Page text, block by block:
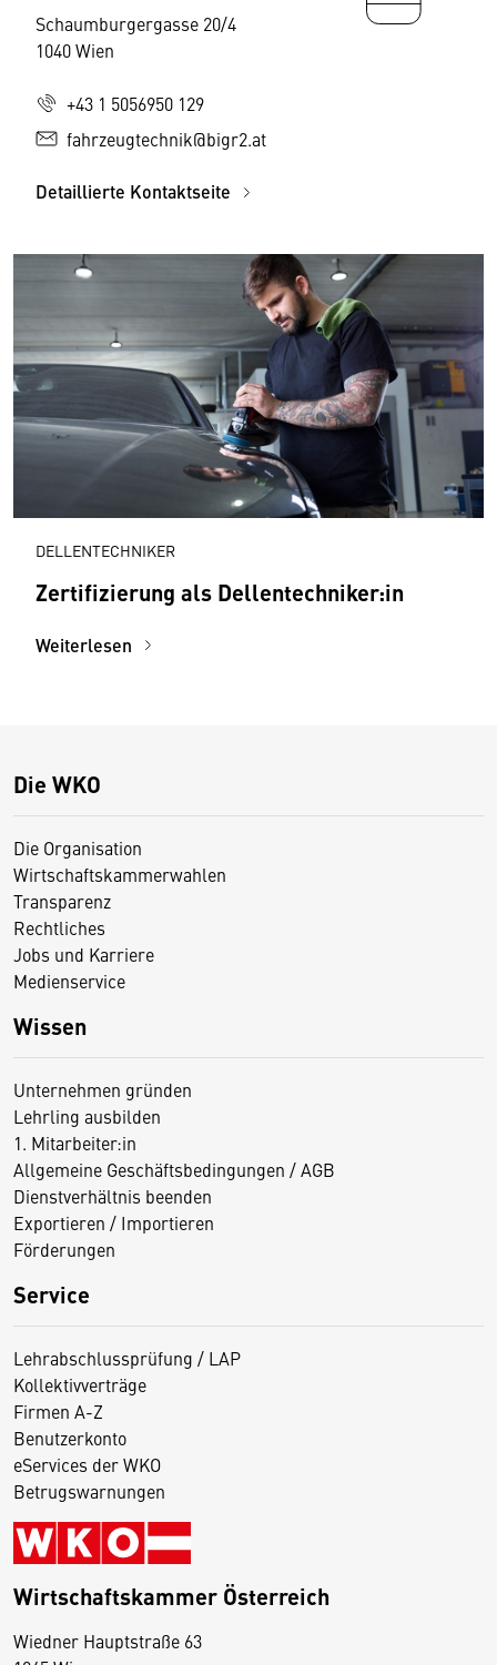
Schaumburgergasse 20/4
1040 Wien
+43 1 5056950 129
fahrzeugtechnik@bigr2.at
Detaillierte Kontaktseite
DELLENTECHNIKER
Zertifizierung als Dellentechniker:in
Weiterlesen
Die WKO
Die Organisation
Wirtschaftskammerwahlen
Transparenz
Rechtliches
Jobs und Karriere
Medienservice
Wissen
Unternehmen gründen
Lehrling ausbilden
1. Mitarbeiter:in
Allgemeine Geschäftsbedingungen / AGB
Dienstverhältnis beenden
Exportieren / Importieren
Förderungen
Service
Lehrabschlussprüfung / LAP
Kollektivverträge
Firmen A-Z
Benutzerkonto
eServices der WKO
Betrugswarnungen
Wirtschaftskammer Österreich
Wiedner Hauptstraße 63
D